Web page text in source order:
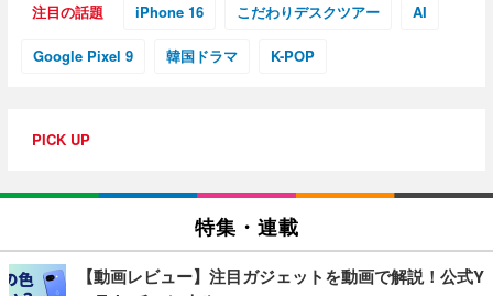
注目の話題 iPhone 16 こだわりデスクツアー AI
Google Pixel 9 韓国ドラマ K-POP
PICK UP
特集・連載
【動画レビュー】注目ガジェットを動画で解説！公式Y